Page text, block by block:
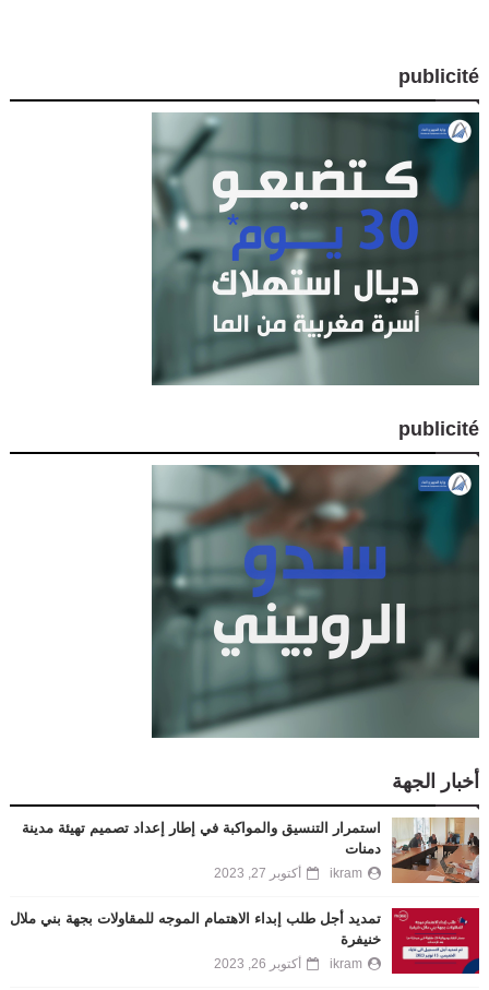
publicité
publicité
أخبار الجهة
استمرار التنسيق والمواكبة في إطار إعداد تصميم تهيئة مدينة
دمنات
ikram أكتوبر 27, 2023
تمديد أجل طلب إبداء الاهتمام الموجه للمقاولات بجهة بني ملال
خنيفرة
ikram أكتوبر 26, 2023